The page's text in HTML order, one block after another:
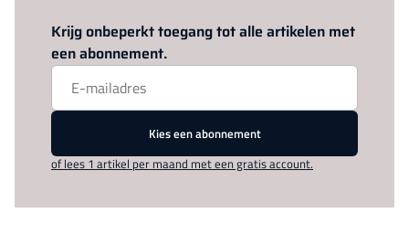
Krijg onbeperkt toegang tot alle artikelen met
een abonnement.
Kies een abonnement
of lees 1 artikel per maand met een gratis account.